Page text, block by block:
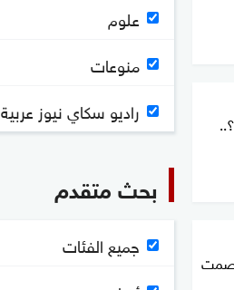
علوم
منوعات
راديو سكاي نيوز عربية
بحث متقدم
جميع الفئات